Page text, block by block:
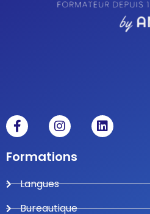
Formations
Langues
Bureautique